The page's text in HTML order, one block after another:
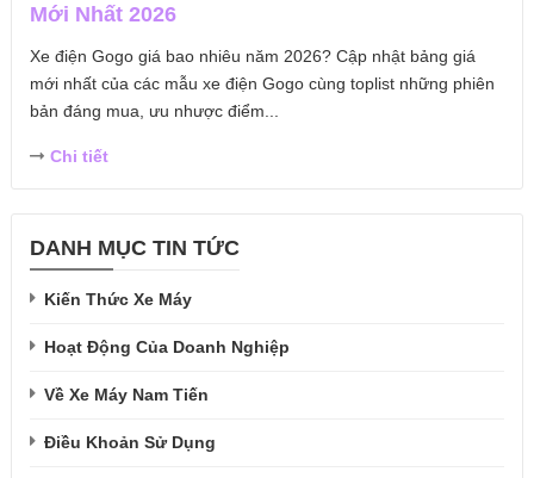
Mới Nhất 2026
Xe điện Gogo giá bao nhiêu năm 2026? Cập nhật bảng giá
mới nhất của các mẫu xe điện Gogo cùng toplist những phiên
bản đáng mua, ưu nhược điểm...
Chi tiết
DANH MỤC TIN TỨC
Kiến Thức Xe Máy
Hoạt Động Của Doanh Nghiệp
Về Xe Máy Nam Tiến
Điều Khoản Sử Dụng